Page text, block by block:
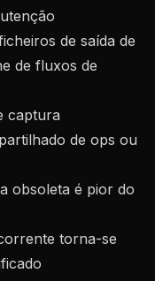
de saída de
de fluxos de
captura
de ops ou
obsoleta é pior do
torna-se